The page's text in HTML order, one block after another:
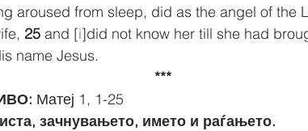
aroused from sleep, did as the angel of the
25 and [i]did not know her till she had
name Jesus.
***
Матеј 1, 1-25
зачнувањето, името и раѓањето.